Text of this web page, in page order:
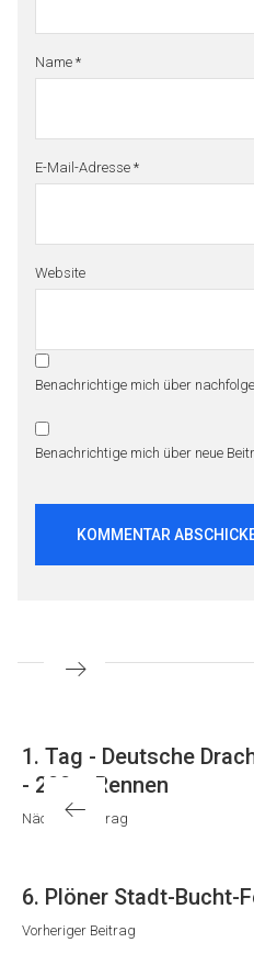
Name *
E-Mail-Adresse *
Website
Benachrichtige mich über
Benachrichtige mich über neue
Nächster
Beitrag
1. Tag - Deutsche
- 200m Rennen
Nächster Beitrag
Vorheriger
Beitrag
6. Plöner Stadt-Bucht-
Vorheriger Beitrag